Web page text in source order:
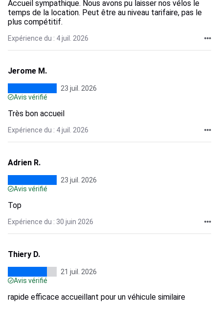
Accueil sympathique. Nous avons pu laisser nos vélos le
temps de la location. Peut être au niveau tarifaire, pas le
plus compétitif.
Expérience du : 4 juil. 2026
Jerome M.
23 juil. 2026
Avis vérifié
Très bon accueil
Expérience du : 4 juil. 2026
Adrien R.
23 juil. 2026
Avis vérifié
Top
Expérience du : 30 juin 2026
Thiery D.
21 juil. 2026
Avis vérifié
rapide efficace accueillant pour un véhicule similaire